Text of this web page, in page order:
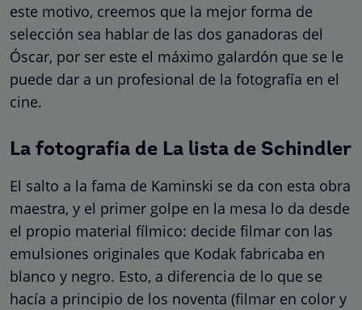
este motivo, creemos que la mejor forma de
selección sea hablar de las dos ganadoras del
Óscar, por ser este el máximo galardón que se le
puede dar a un profesional de la fotografía en el
cine.
La fotografía de La lista de Schindler
El salto a la fama de Kaminski se da con esta obra
maestra, y el primer golpe en la mesa lo da desde
el propio material fílmico: decide filmar con las
emulsiones originales que Kodak fabricaba en
blanco y negro. Esto, a diferencia de lo que se
hacía a principio de los noventa (filmar en color y